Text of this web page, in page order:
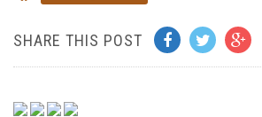
SHARE THIS POST